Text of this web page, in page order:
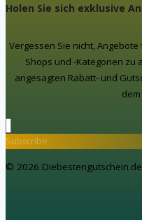
Holen Sie sich exklusive
Vergessen Sie nicht,
Shops und -Kategorien zu
angesagten Rabatt- und
Subscribe
© 2026